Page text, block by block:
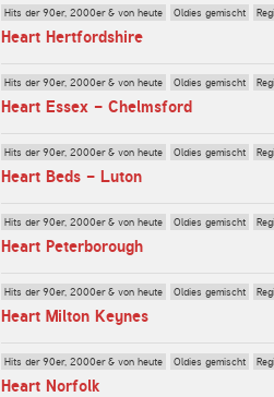
Hits der 90er, 2000er & von heute Oldies gemischt
Heart Hertfordshire
Hits der 90er, 2000er & von heute Oldies gemischt
Heart Essex - Chelmsford
Hits der 90er, 2000er & von heute Oldies gemischt
Heart Beds - Luton
Hits der 90er, 2000er & von heute Oldies gemischt
Heart Peterborough
Hits der 90er, 2000er & von heute Oldies gemischt
Heart Milton Keynes
Hits der 90er, 2000er & von heute Oldies gemischt
Heart Norfolk